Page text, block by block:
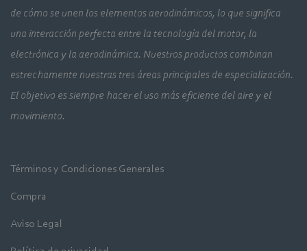
de cómo se unen los elementos aerodinámicos, lo que significa
una interacción perfecta entre la tecnología del motor, la
electrónica y la aerodinámica. Nuestros productos combinan
estrechamente nuestras tres áreas principales de especialización.
El objetivo es siempre hacer el uso más eficiente del aire y el
movimiento.
Términos y Condiciones Generales
Compra
Aviso Legal